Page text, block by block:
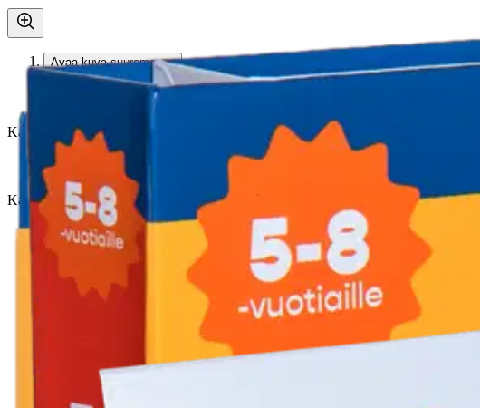
Avaa kuva suurempana
Avaa kuva suurempana
Avaa kuva suurempana
Karusellin nuolipainikkeet
Karusellin pikakuvakkeet